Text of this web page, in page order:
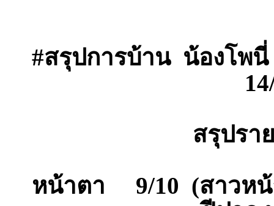
#สรุปการบ้าน น้องโพนี่
สรุปรา
หน้าตา 9/10 (สาวหน้